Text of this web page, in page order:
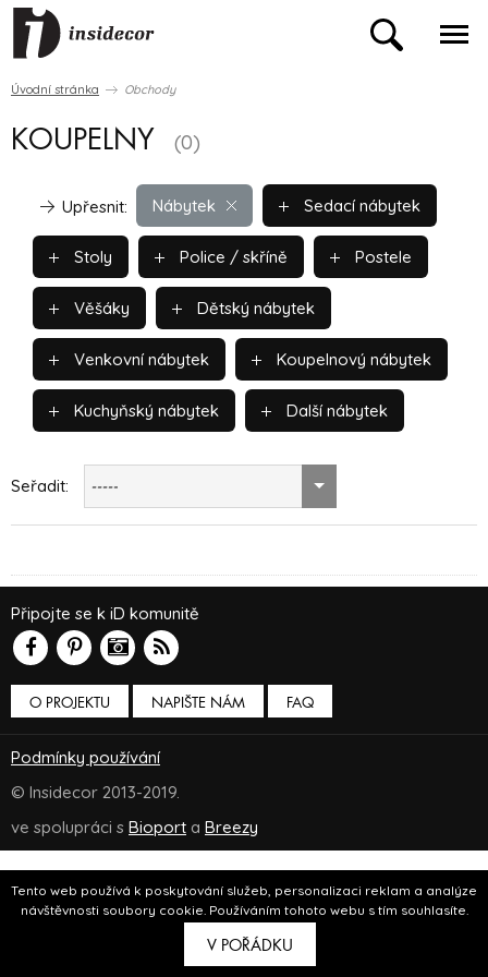
Tento web používá k poskytování služeb, personalizaci reklam a analýze
návštěvnosti soubory cookie. Používáním tohoto webu s tím souhlasíte.
V POŘÁDKU
Úvodní stránka Obchody
KOUPELNY (0)
Nábytek
Upřesnit: Sedací nábytek
Stoly Police / skříně Postele
Věšáky Dětský nábytek
Venkovní nábytek Koupelnový nábytek
Kuchyňský nábytek Další nábytek
Seřadit: -----
O PROJEKTU NAPIŠTE NÁM
Připojte se k iD komunitě
FAQ
Podmínky používání
© Insidecor 2013-2019.
ve spolupráci s Bioport a Breezy